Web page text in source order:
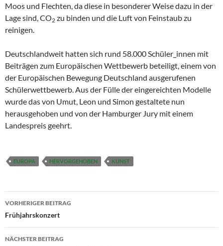
Moos und Flechten, da diese in besonderer Weise dazu in der
Lage sind, CO2 zu binden und die Luft von Feinstaub zu
reinigen.
Deutschlandweit hatten sich rund 58.000 Schüler_innen mit
Beiträgen zum Europäischen Wettbewerb beteiligt, einem von
der Europäischen Bewegung Deutschland ausgerufenen
Schülerwettbewerb. Aus der Fülle der eingereichten Modelle
wurde das von Umut, Leon und Simon gestaltete nun
herausgehoben und von der Hamburger Jury mit einem
Landespreis geehrt.
EUROPA HERVORGEHOBEN KUNST
Beitragsnavigation
VORHERIGER BEITRAG
Frühjahrskonzert
NÄCHSTER BEITRAG